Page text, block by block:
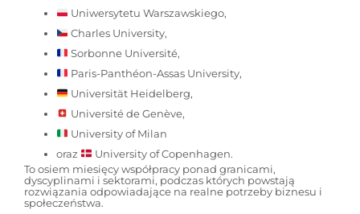
Uniwersytetu Warszawskiego,
Charles University,
Sorbonne Université,
Paris-Panthéon-Assas University,
Universität Heidelberg,
Université de Genève,
University of Milan
oraz
University of Copenhagen.
To osiem miesięcy współpracy ponad granicami,
dyscyplinami i sektorami, podczas których powstają
rozwiązania odpowiadające na realne potrzeby biznesu i
społeczeństwa.